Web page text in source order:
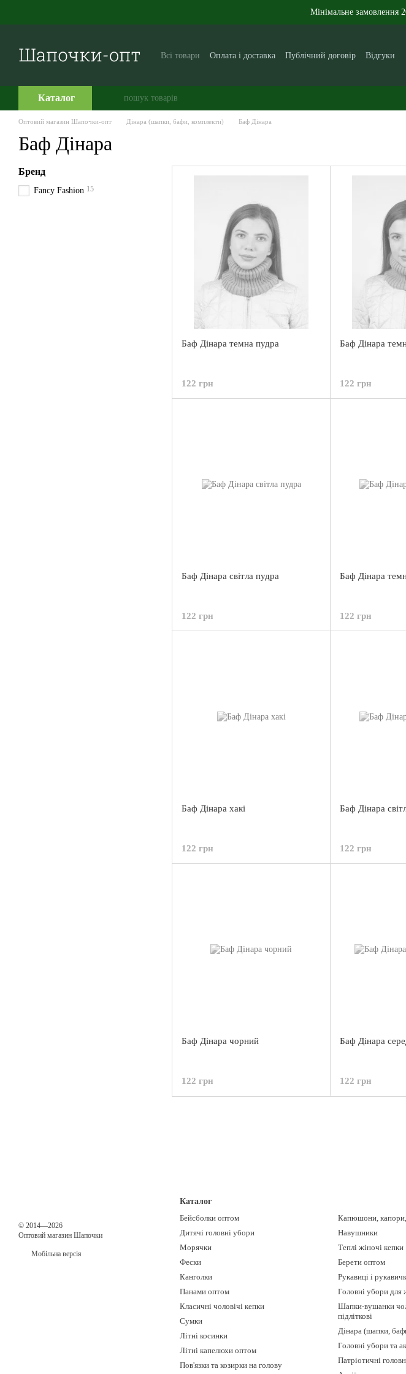
Мінімальне
Всі товари Оплата і доставка Публічний договір
Відгуки
Каталог
Оптовий магазин Шапочки-опт Дінара (шапки, бафи, комплекти) Баф Дінара
Баф Дінара
Баф Дінара темна пудра
122 грн
Баф Дінара
122 грн
Баф Дінара світла пудра
122 грн
Баф Дінара
122 грн
Баф Дінара хакі
122 грн
Баф Дінара
122 грн
Баф Дінара чорний
122 грн
Баф Дінара
122 грн
Бренд
Fancy Fashion 15
© 2014—2026
Оптовий магазин Шапочки
Мобільна версія
Каталог
Бейсболки оптом
Дитячі головні убори
Морячки
Фески
Канголки
Панами оптом
Класичні чоловічі кепки
Сумки
Літні косинки
Літні капелюхи оптом
Пов'язки та козирки на голову
Капюшони, капори,
Навушники
Теплі жіночі кепки
Берети оптом
Рукавиці і
Головні убори для
Шапки-вушанки
підліткові
Дінара (шапки,
Головні убори та
Патріотичні